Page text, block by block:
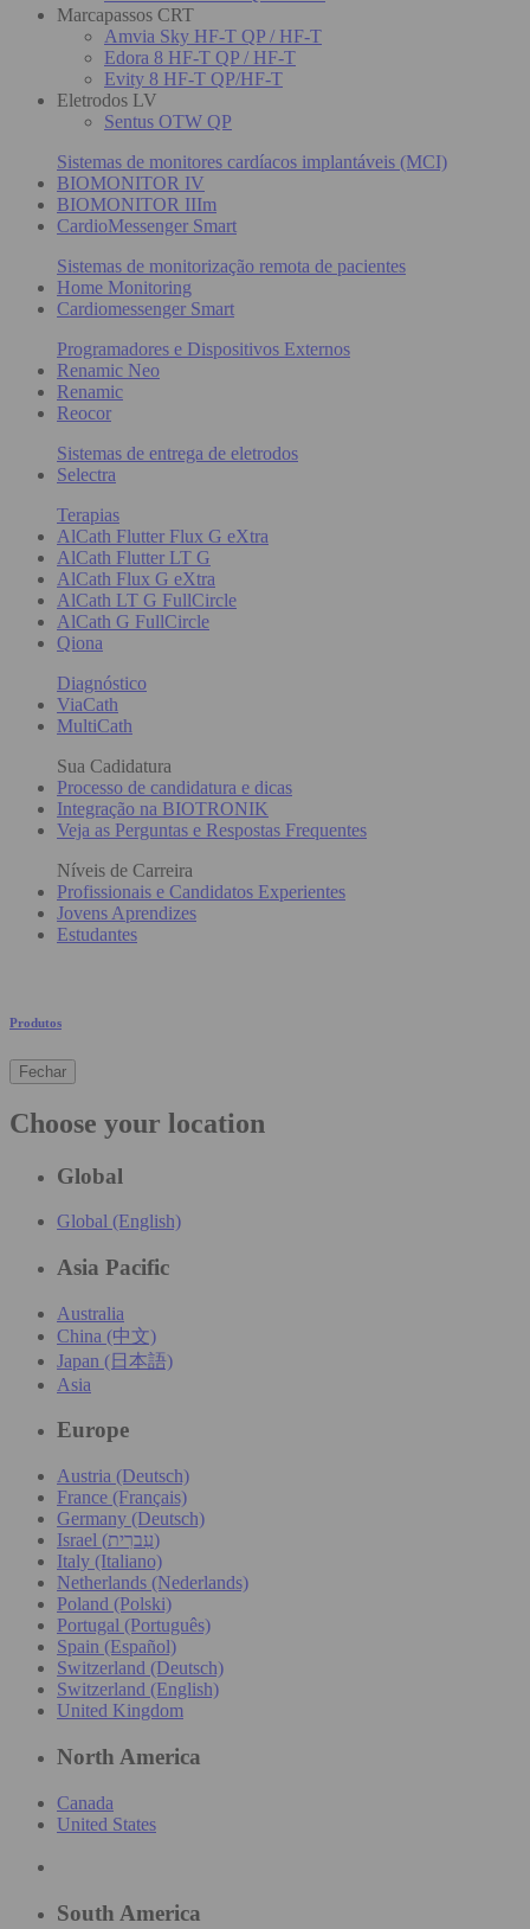
Marcapassos CRT
Amvia Sky HF-T QP / HF-T
Edora 8 HF-T QP / HF-T
Evity 8 HF-T QP/HF-T
Eletrodos LV
Sentus OTW QP
Sistemas de monitores cardíacos implantáveis (MCI)
BIOMONITOR IV
BIOMONITOR IIIm
CardioMessenger Smart
Sistemas de monitorização remota de pacientes
Home Monitoring
Cardiomessenger Smart
Programadores e Dispositivos Externos
Renamic Neo
Renamic
Reocor
Sistemas de entrega de eletrodos
Selectra
Terapias
AlCath Flutter Flux G eXtra
AlCath Flutter LT G
AlCath Flux G eXtra
AlCath LT G FullCircle
AlCath G FullCircle
Qiona
Diagnóstico
ViaCath
MultiCath
Sua Cadidatura
Processo de candidatura e dicas
Integração na BIOTRONIK
Veja as Perguntas e Respostas Frequentes
Níveis de Carreira
Profissionais e Candidatos Experientes
Jovens Aprendizes
Estudantes
Produtos
Fechar
Choose your location
Global
Global (English)
Asia Pacific
Australia
China (中文)
Japan (日本語)
Asia
Europe
Austria (Deutsch)
France (Français)
Germany (Deutsch)
Israel (עִברִית)
Italy (Italiano)
Netherlands (Nederlands)
Poland (Polski)
Portugal (Português)
Spain (Español)
Switzerland (Deutsch)
Switzerland (English)
United Kingdom
North America
Canada
United States
South America